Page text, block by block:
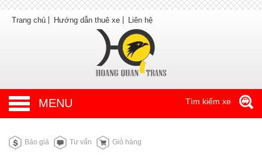
Trang chủ Hướng dẫn thuê xe Liên hệ
MENU Tìm kiếm xe
Báo giá Tư vấn Giỏ hàng